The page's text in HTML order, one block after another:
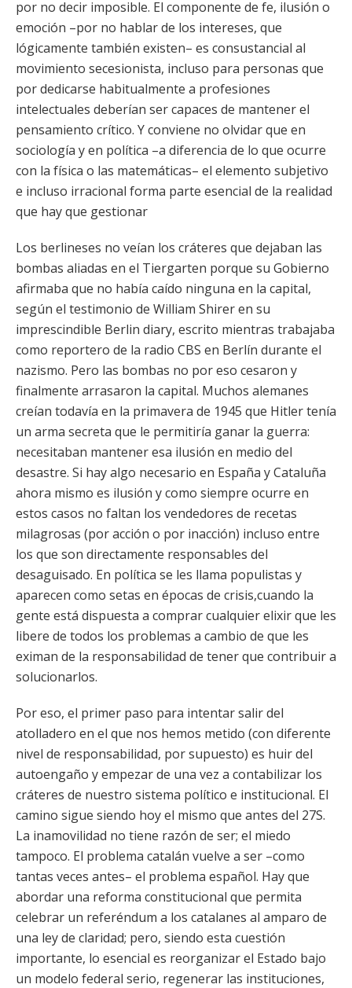
por no decir imposible. El componente de fe, ilusión o
emoción –por no hablar de los intereses, que
lógicamente también existen– es consustancial al
movimiento secesionista, incluso para personas que
por dedicarse habitualmente a profesiones
intelectuales deberían ser capaces de mantener el
pensamiento crítico. Y conviene no olvidar que en
sociología y en política –a diferencia de lo que ocurre
con la física o las matemáticas– el elemento subjetivo
e incluso irracional forma parte esencial de la realidad
que hay que gestionar
Los berlineses no veían los cráteres que dejaban las
bombas aliadas en el Tiergarten porque su Gobierno
afirmaba que no había caído ninguna en la capital,
según el testimonio de William Shirer en su
imprescindible Berlin diary, escrito mientras trabajaba
como reportero de la radio CBS en Berlín durante el
nazismo. Pero las bombas no por eso cesaron y
finalmente arrasaron la capital. Muchos alemanes
creían todavía en la primavera de 1945 que Hitler tenía
un arma secreta que le permitiría ganar la guerra:
necesitaban mantener esa ilusión en medio del
desastre. Si hay algo necesario en España y Cataluña
ahora mismo es ilusión y como siempre ocurre en
estos casos no faltan los vendedores de recetas
milagrosas (por acción o por inacción) incluso entre
los que son directamente responsables del
desaguisado. En política se les llama populistas y
aparecen como setas en épocas de crisis,cuando la
gente está dispuesta a comprar cualquier elixir que les
libere de todos los problemas a cambio de que les
eximan de la responsabilidad de tener que contribuir a
solucionarlos.
Por eso, el primer paso para intentar salir del
atolladero en el que nos hemos metido (con diferente
nivel de responsabilidad, por supuesto) es huir del
autoengaño y empezar de una vez a contabilizar los
cráteres de nuestro sistema político e institucional. El
camino sigue siendo hoy el mismo que antes del 27S.
La inamovilidad no tiene razón de ser; el miedo
tampoco. El problema catalán vuelve a ser –como
tantas veces antes– el problema español. Hay que
abordar una reforma constitucional que permita
celebrar un referéndum a los catalanes al amparo de
una ley de claridad; pero, siendo esta cuestión
importante, lo esencial es reorganizar el Estado bajo
un modelo federal serio, regenerar las instituciones,